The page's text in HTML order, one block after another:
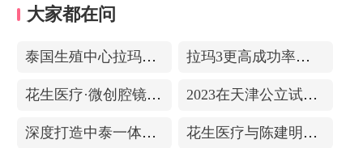
大家都在问
泰国生殖中心拉玛3-更高成功率的保障-治愈系的医院环境 拉玛3更高成功率的保障——泰国超强实验室
花生医疗·微创腔镜中心 2023在天津公立试管医院排名，附带费用明细
深度打造中泰一体化医疗体系！花生医疗中国专家团赴泰考察交流 花生医疗与陈建明教授达成战略合作，共促精准保胎事业发展